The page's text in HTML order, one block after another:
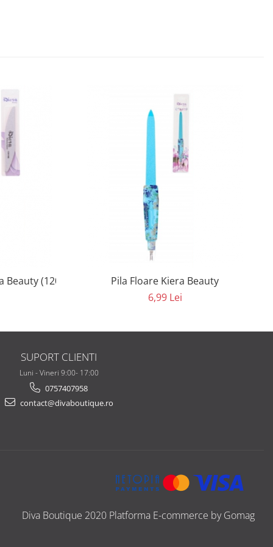
(120/180) K4D
Pila Floare Kiera Beauty
6,99 Lei
SUPORT CLIENTI
Luni - Vineri 9:00- 17:00
0757407958
contact@divaboutique.ro
Diva Boutique 2020 Platforma E-commerce by Gomag